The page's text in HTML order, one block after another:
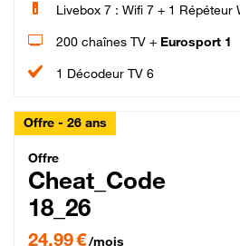
Livebox 7 : Wifi 7 + 1 Répéteur
200 chaînes TV + Eurosport 1
1 Décodeur TV 6
Offre - 26 ans
Cheat_Code
Offre
Cheat_Code
18_26
24,99 € par mois pendant 0 mois puis
24,99 €/mois